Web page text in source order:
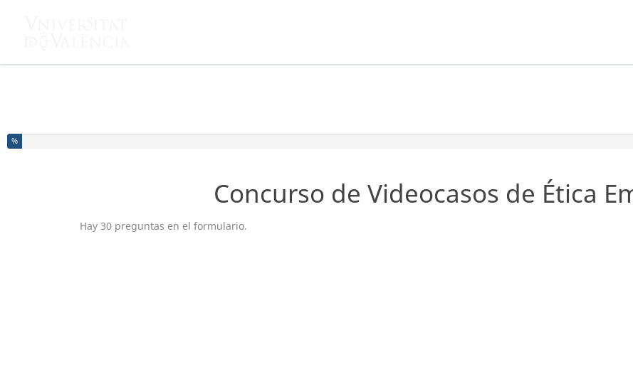
Ha completado el % de este formulario
%
Concurso de Videocasos de Ética
Hay 30 preguntas en el formulario.